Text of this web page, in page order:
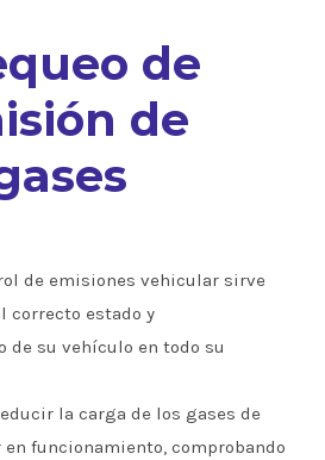
de
de
de emisiones vehicular sirve
correcto estado y
de su vehículo en todo su
la carga de los gases de
en funcionamiento, comprobando